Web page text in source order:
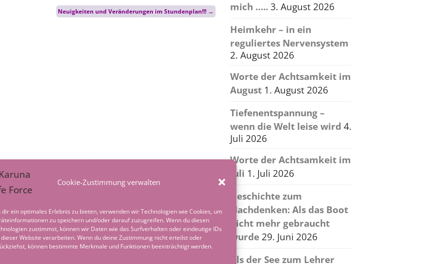
Cookie-Zustimmung verwalten
dir ein optimales Erlebnis zu bieten, verwenden wir Technologien wie Cookies, um
zu speichern und/oder darauf zuzugreifen. Wenn du diesen
zustimmst, können wir Daten wie das Surfverhalten oder eindeutige IDs
Website verarbeiten. Wenn du deine Zustimmung nicht erteilst oder
können bestimmte Merkmale und Funktionen beeinträchtigt werden.
Neuigkeiten und Veränderungen im Stundenplan!!! →
mich …..3. August 2026
Heimkehr – in ein
reguliertes Nervensystem
2. August 2026
Worte der Achtsamkeit im
August 1. August 2026
Tiefenentspannung –
wenn die Welt leise wird 4.
Juli 2026
Worte der Achtsamkeit im
Juli 1. Juli 2026
Geschichte zum
Nachdenken: Als das Boot
nicht mehr gebraucht
wurde 29. Juni 2026
Als der See zum Lehrer